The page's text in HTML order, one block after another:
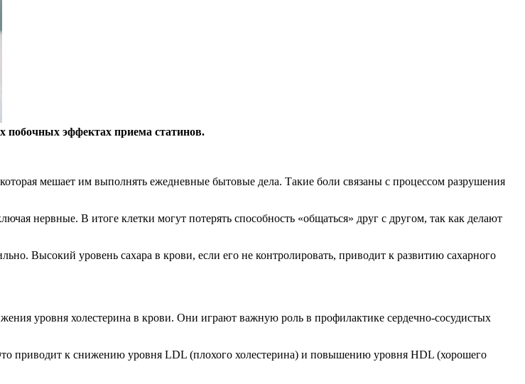
побочных эффектах приема статинов.
мешает им выполнять ежедневные бытовые дела. Такие боли связаны с процессом разрушения
нервные. В итоге клетки могут потерять способность «общаться» друг с другом, так как делают
Высокий уровень сахара в крови, если его не контролировать, приводит к развитию сахарного
уровня холестерина в крови. Они играют важную роль в профилактике сердечно-сосудистых
приводит к снижению уровня LDL (плохого холестерина) и повышению уровня HDL (хорошего